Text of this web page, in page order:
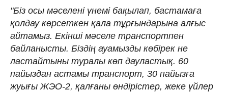
"Біз осы мәселені үнемі бақылап, бастамаға
қолдау көрсеткен қала тұрғындарына алғыс
айтамыз. Екінші мәселе транспортпен
байланысты. Біздің ауамызды көбірек не
ластайтыны туралы көп дауластық. 60
пайыздан астамы транспорт, 30 пайызға
жуығы ЖЭО-2, қалғаны өндірістер, жеке үйлер